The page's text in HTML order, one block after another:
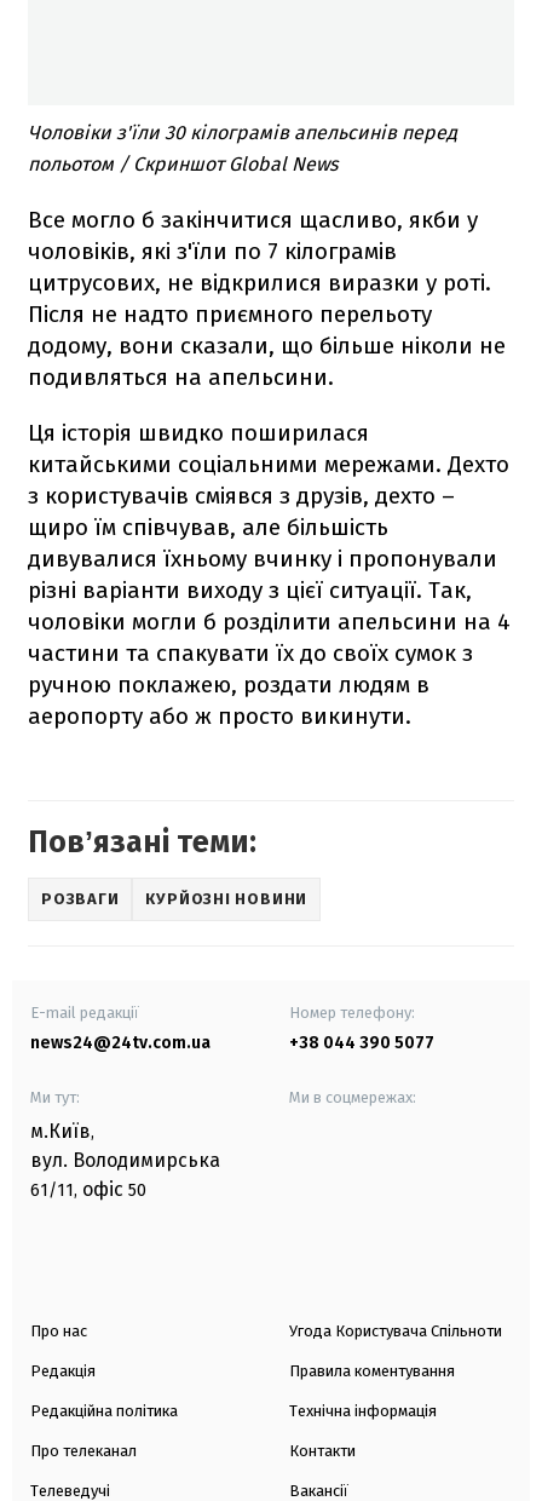
Чоловіки з'їли 30 кілограмів апельсинів перед
польотом / Скриншот Global News
Все могло б закінчитися щасливо, якби у
чоловіків, які з'їли по 7 кілограмів
цитрусових, не відкрилися виразки у роті.
Після не надто приємного перельоту
додому, вони сказали, що більше ніколи не
подивляться на апельсини.
Ця історія швидко поширилася
китайськими соціальними мережами. Дехто
з користувачів сміявся з друзів, дехто –
щиро їм співчував, але більшість
дивувалися їхньому вчинку і пропонували
різні варіанти виходу з цієї ситуації. Так,
чоловіки могли б розділити апельсини на 4
частини та спакувати їх до своїх сумок з
ручною поклажею, роздати людям в
аеропорту або ж просто викинути.
Повʼязані теми:
РОЗВАГИ КУРЙОЗНІ НОВИНИ
E-mail редакції
news24@24tv.com.ua
Номер телефону:
+38 044 390 5077
Ми тут:
м.Київ,
вул. Володимирська
61/11, офіс 50
Ми в соцмережах:
Про нас
Редакція
Редакційна політика
Про телеканал
Телеведучі
Угода Користувача Спільноти
Правила коментування
Технічна інформація
Контакти
Вакансії